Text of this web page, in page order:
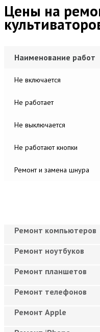
Цены на
Наименование работ
Не включается
Не работает
Не выключается
Не работают кнопки
Ремонт и замена шнура
Ремонт компьютеров
Ремонт ноутбуков
Ремонт планшетов
Ремонт телефонов
Ремонт Apple